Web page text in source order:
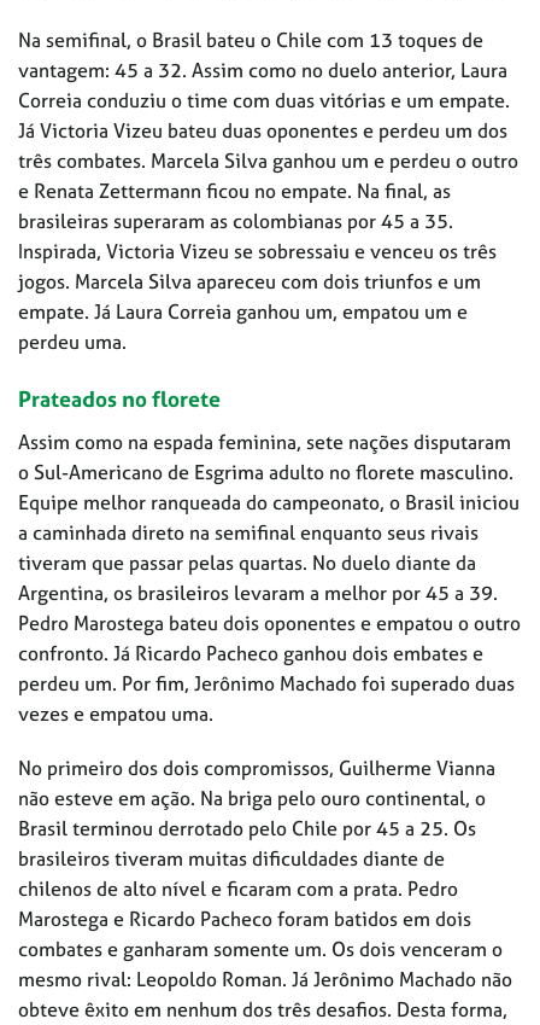
Na semifinal, o Brasil bateu o Chile com 13 toques de
vantagem: 45 a 32. Assim como no duelo anterior, Laura
Correia conduziu o time com duas vitórias e um empate.
Já Victoria Vizeu bateu duas oponentes e perdeu um dos
três combates. Marcela Silva ganhou um e perdeu o outro
e Renata Zettermann ficou no empate. Na final, as
brasileiras superaram as colombianas por 45 a 35.
Inspirada, Victoria Vizeu se sobressaiu e venceu os três
jogos. Marcela Silva apareceu com dois triunfos e um
empate. Já Laura Correia ganhou um, empatou um e
perdeu uma.
Prateados no florete
Assim como na espada feminina, sete nações disputaram
o Sul-Americano de Esgrima adulto no florete masculino.
Equipe melhor ranqueada do campeonato, o Brasil iniciou
a caminhada direto na semifinal enquanto seus rivais
tiveram que passar pelas quartas. No duelo diante da
Argentina, os brasileiros levaram a melhor por 45 a 39.
Pedro Marostega bateu dois oponentes e empatou o outro
confronto. Já Ricardo Pacheco ganhou dois embates e
perdeu um. Por fim, Jerônimo Machado foi superado duas
vezes e empatou uma.
No primeiro dos dois compromissos, Guilherme Vianna
não esteve em ação. Na briga pelo ouro continental, o
Brasil terminou derrotado pelo Chile por 45 a 25. Os
brasileiros tiveram muitas dificuldades diante de
chilenos de alto nível e ficaram com a prata. Pedro
Marostega e Ricardo Pacheco foram batidos em dois
combates e ganharam somente um. Os dois venceram o
mesmo rival: Leopoldo Roman. Já Jerônimo Machado não
obteve êxito em nenhum dos três desafios. Desta forma,